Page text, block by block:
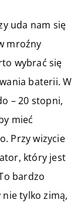
uda nam się
mroźny
wybrać się
baterii. W
– 20 stopni,
mieć
Przy wizycie
który jest
bardzo
tylko zimą,